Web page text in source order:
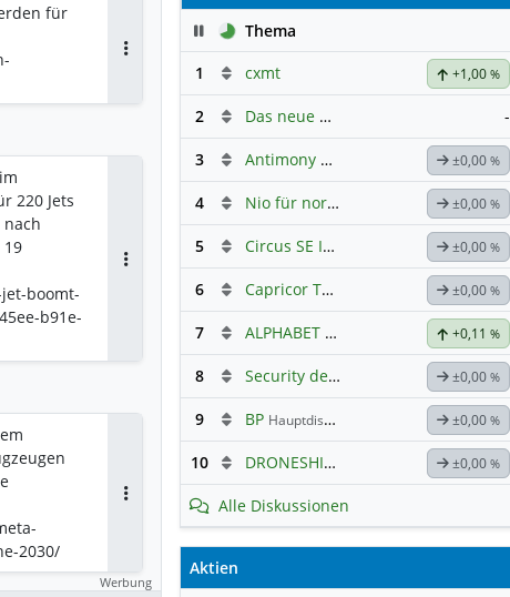
für
220 Jets
nach
19
boomt-
b91e-
2030/
Werbung
PauseThema
1
cxmt +1,00%
2 Das neue Germany 40 Prognose Forum -
3 Antimony Resources Corp. ±0,00%
4 Nio für normale Kommunikation ±0,00%
5 Circus SE Inhaber-Akt Hauptdiskussion
±0,00%
6 Capricor Therapeutics Hauptdiskussion
±0,00%
7 ALPHABET Hauptdiskussion +0,11 %
8 Security der nächsten Generation ±0,00%
9 BP Hauptdiskussion ±0,00%
10 DRONESHIELD LTD Hauptdiskussion
±0,00%
Alle Diskussionen
Aktien